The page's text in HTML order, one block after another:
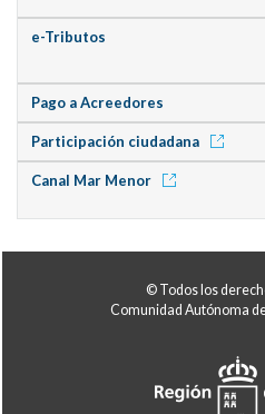
e-Tributos
Pago a Acreedores
Participación ciudadana
Canal Mar Menor
© Todos los
Comunidad Autónoma